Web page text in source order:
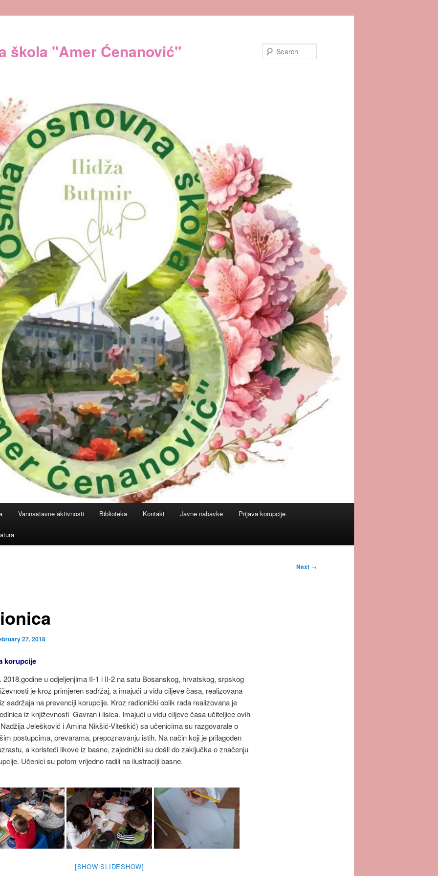
škola "Amer Ćenanović"
Vannastavne aktivnosti Biblioteka Kontakt Javne nabavke Prijava korupcije
Next →
27, 2018
korupcije
2018.godine u odjeljenjima II-1 i II-2 na satu Bosanskog, hrvatskog, srpskog
je kroz primjeren sadržaj, a imajući u vidu ciljeve časa, realizovana
sadržaja na prevenciji korupcije. Kroz radionički oblik rada realizovana je
iz književnosti Gavran i lisica. Imajući u vidu ciljeve časa učiteljice ovih
Jelešković i Amina Nikšić-Viteškić) sa učenicima su razgovarale o
postupcima, prevarama, prepoznavanju istih. Na način koji je prilagođen
a koristeći likove iz basne, zajednički su došli do zaključka o značenju
Učenici su potom vrijedno radili na ilustraciji basne.
[SHOW SLIDESHOW]